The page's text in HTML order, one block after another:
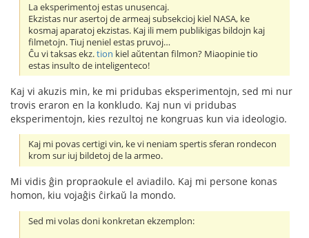
La eksperimentoj estas unusencaj.
Ekzistas nur asertoj de armeaj subsekcioj kiel NASA, ke
kosmaj aparatoj ekzistas. Kaj ili mem publikigas bildojn kaj
filmetojn. Tiuj neniel estas pruvoj…
Ĉu vi taksas ekz.tion kiel aŭtentan filmon? Miaopinie tio
estas insulto de inteligenteco!
Kaj vi akuzis min, ke mi pridubas eksperimentojn, sed mi nur
trovis eraron en la konkludo. Kaj nun vi pridubas
eksperimentojn, kies rezultoj ne kongruas kun via ideologio.
Kaj mi povas certigi vin, ke vi neniam spertis sferan rondecon
krom sur iuj bildetoj de la armeo.
Mi vidis ĝin propraokule el aviadilo. Kaj mi persone konas
homon, kiu vojaĝis ĉirkaŭ la mondo.
Sed mi volas doni konkretan ekzemplon: